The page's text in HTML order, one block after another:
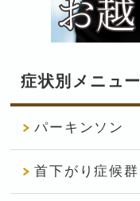
症状別メニュー
パーキンソン
首下がり症候群